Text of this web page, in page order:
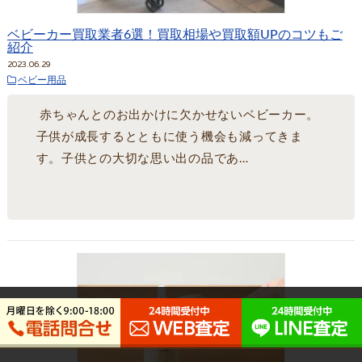
ベビーカー買取業者6選！買取相場や買取額UPのコツもご
紹介
2023.06.29
ベビー用品
赤ちゃんとのお出かけに欠かせないベビーカー。
子供が成長するとともに使う機会も減ってきま
す。子供との大切な思い出の品であ…